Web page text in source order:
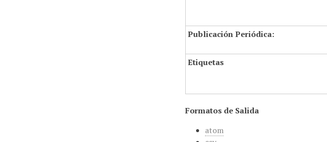
Publicación Periódica:
Etiquetas
Formatos de Salida
atom